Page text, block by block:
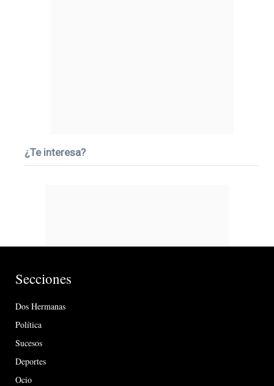
¿Te interesa?
Secciones
Dos Hermanas
Política
Sucesos
Deportes
Ocio